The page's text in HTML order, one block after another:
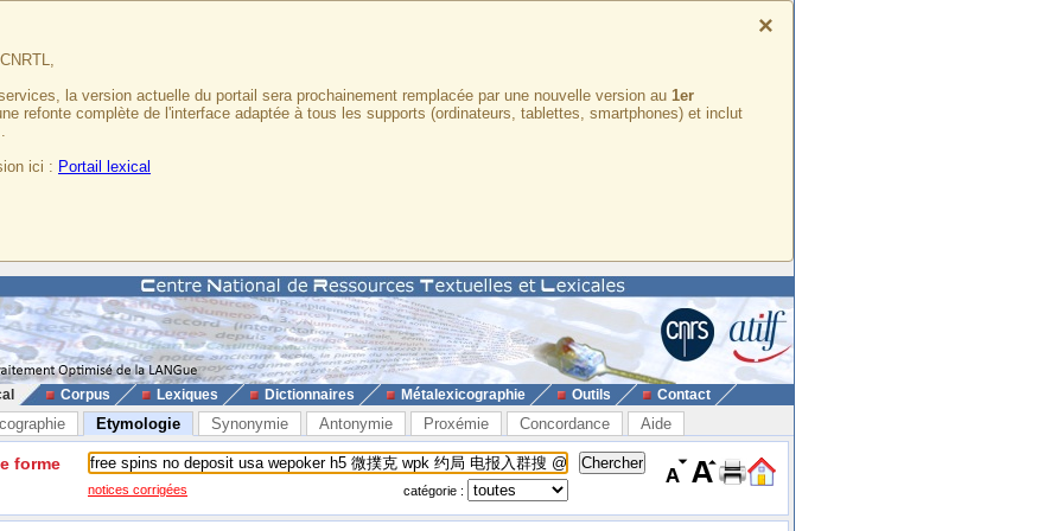
×
la version actuelle du portail sera prochainement remplacée par une nouvelle version au 1er
refonte complète de l'interface adaptée à tous les supports (ordinateurs, tablettes, smartphones) et inclut
ici : Portail lexical
Corpus Lexiques Dictionnaires Métalexicographie Outils Contact
Etymologie Synonymie Antonymie Proxémie Concordance Aide
forme
notices corrigées catégorie :